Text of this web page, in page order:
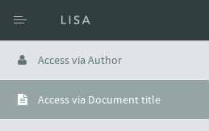
Access via Author
Access via Document title